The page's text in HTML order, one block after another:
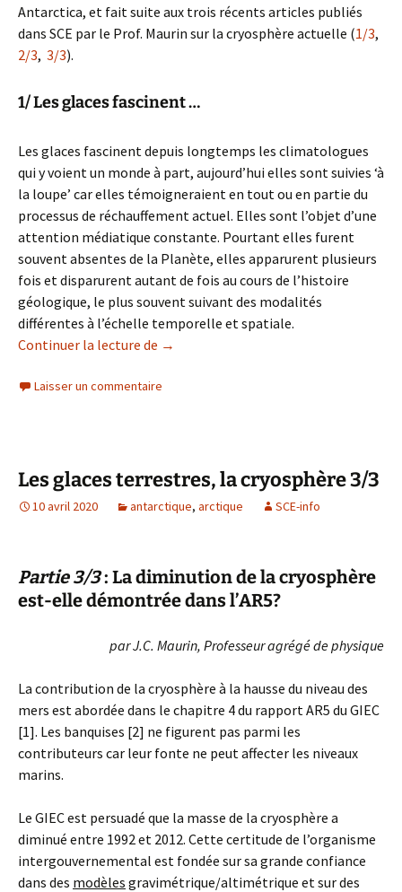
Antarctica, et fait suite aux trois récents articles publiés
dans SCE par le Prof. Maurin sur la cryosphère actuelle (1/3,
2/3, 3/3).
1/ Les glaces fascinent …
Les glaces fascinent depuis longtemps les climatologues
qui y voient un monde à part, aujourd’hui elles sont suivies ‘à
la loupe’ car elles témoigneraient en tout ou en partie du
processus de réchauffement actuel. Elles sont l’objet d’une
attention médiatique constante. Pourtant elles furent
souvent absentes de la Planète, elles apparurent plusieurs
fois et disparurent autant de fois au cours de l’histoire
géologique, le plus souvent suivant des modalités
différentes à l’échelle temporelle et spatiale.
Continuer la lecture de L’Antarctique géologique (1/2)
→
Laisser un commentaire
Les glaces terrestres, la cryosphère 3/3
10 avril 2020 antarctique, arctique SCE-info
Partie 3/3: La diminution de la cryosphère
est-elle démontrée dans l’AR5?
par J.C. Maurin, Professeur agrégé de physique
La contribution de la cryosphère à la hausse du niveau des
mers est abordée dans le chapitre 4 du rapport AR5 du GIEC
[1]. Les banquises [2] ne figurent pas parmi les
contributeurs car leur fonte ne peut affecter les niveaux
marins.
Le GIEC est persuadé que la masse de la cryosphère a
diminué entre 1992 et 2012. Cette certitude de l’organisme
intergouvernemental est fondée sur sa grande confiance
dans des modèles gravimétrique/altimétrique et sur des